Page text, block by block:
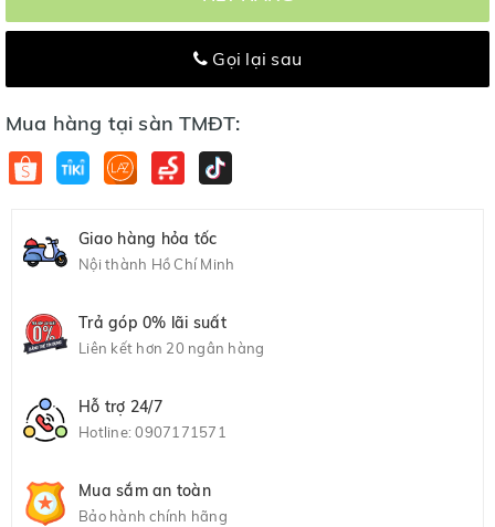
Gọi lại sau
Mua hàng tại sàn TMĐT:
Giao hàng hỏa tốc
Nội thành Hồ Chí Minh
Trả góp 0% lãi suất
Liên kết hơn 20 ngân hàng
Hỗ trợ 24/7
Hotline:0907171571
Mua sắm an toàn
Bảo hành chính hãng